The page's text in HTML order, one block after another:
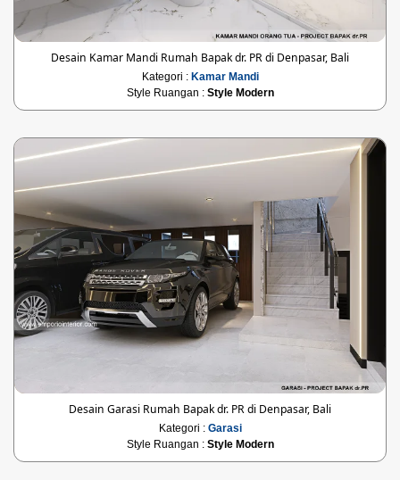
Desain Kamar Mandi Rumah Bapak dr. PR di Denpasar, Bali
Kategori : Kamar Mandi
Style Ruangan : Style Modern
Desain Garasi Rumah Bapak dr. PR di Denpasar, Bali
Kategori : Garasi
Style Ruangan : Style Modern